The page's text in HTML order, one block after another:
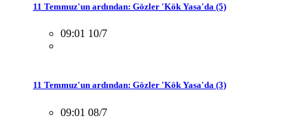
11 Temmuz'un ardından: Gözler 'Kök Yasa'da (5)
09:01 10/7
11 Temmuz'un ardından: Gözler 'Kök Yasa'da (3)
09:01 08/7